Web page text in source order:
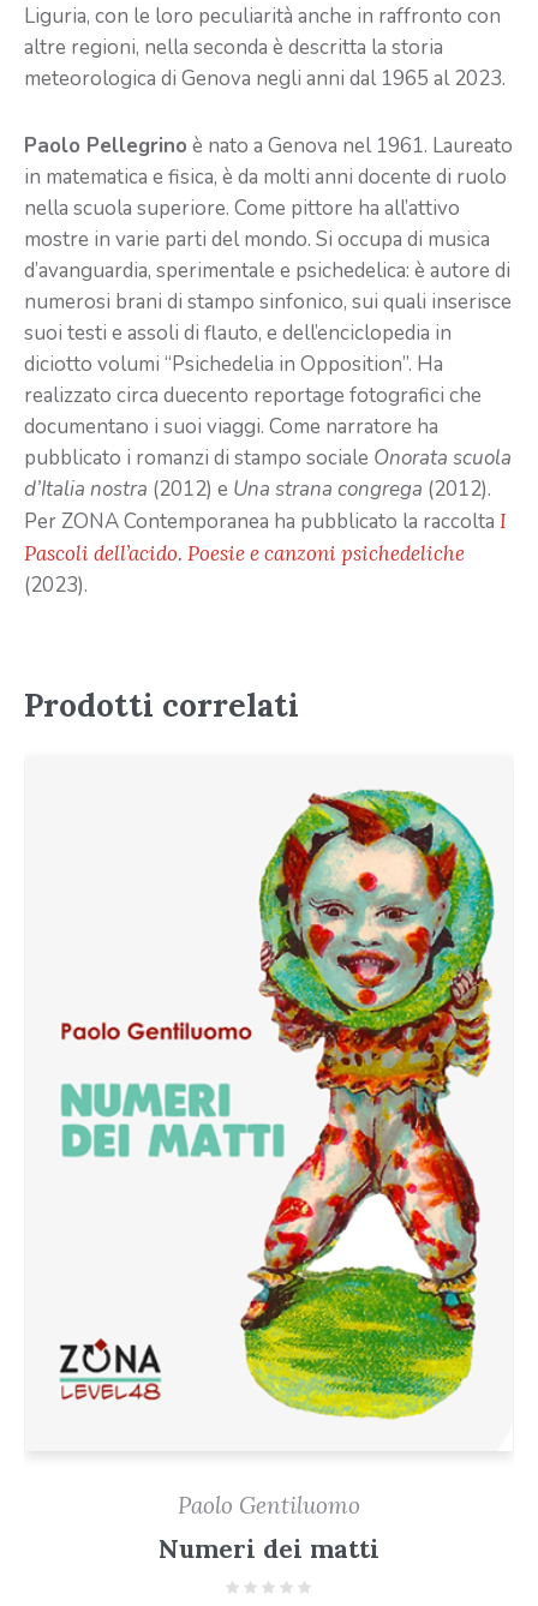
Liguria, con le loro peculiarità anche in raffronto con
altre regioni, nella seconda è descritta la storia
meteorologica di Genova negli anni dal 1965 al 2023.
Paolo Pellegrino è nato a Genova nel 1961. Laureato
in matematica e fisica, è da molti anni docente di ruolo
nella scuola superiore. Come pittore ha all’attivo
mostre in varie parti del mondo. Si occupa di musica
d’avanguardia, sperimentale e psichedelica: è autore di
numerosi brani di stampo sinfonico, sui quali inserisce
suoi testi e assoli di flauto, e dell’enciclopedia in
diciotto volumi “Psichedelia in Opposition”. Ha
realizzato circa duecento reportage fotografici che
documentano i suoi viaggi. Come narratore ha
pubblicato i romanzi di stampo sociale Onorata scuola
d’Italia nostra (2012) e Una strana congrega (2012).
Per ZONA Contemporanea ha pubblicato la raccolta I
Pascoli dell’acido. Poesie e canzoni psichedeliche
(2023).
Prodotti correlati
Paolo Gentiluomo
Numeri dei matti